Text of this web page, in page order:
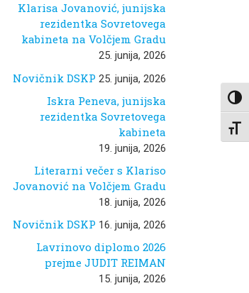
Klarisa Jovanović, junijska
rezidentka Sovretovega
kabineta na Volčjem Gradu
25. junija, 2026
Novičnik DSKP 25. junija, 2026
Iskra Peneva, junijska
rezidentka Sovretovega
kabineta
19. junija, 2026
Literarni večer s Klariso
Jovanović na Volčjem Gradu
18. junija, 2026
Novičnik DSKP 16. junija, 2026
Lavrinovo diplomo 2026
prejme JUDIT REIMAN
15. junija, 2026